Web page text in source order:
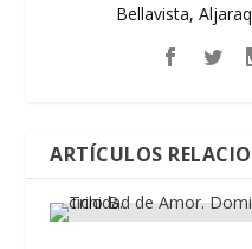
Bellavista,
ARTÍCULOS